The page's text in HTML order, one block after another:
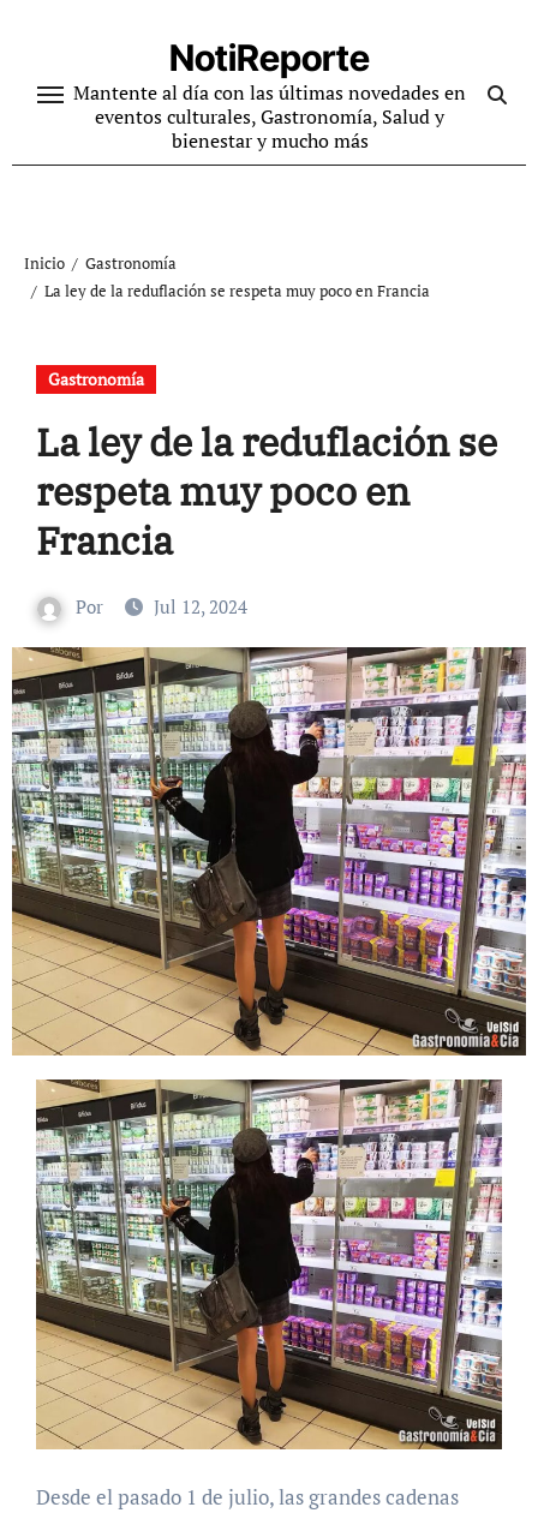
contenido
NotiReporte
Mantente al día con las últimas novedades en
eventos culturales, Gastronomía, Salud y
bienestar y mucho más
Inicio
Gastronomía
La ley de la reduflación se respeta muy poco en Francia
Gastronomía
La ley de la reduflación se
respeta muy poco en
Francia
Por Jul 12, 2024
Desde el pasado 1 de julio, las grandes cadenas